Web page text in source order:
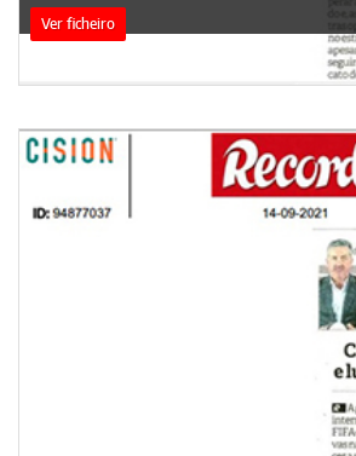
Ver ficheiro